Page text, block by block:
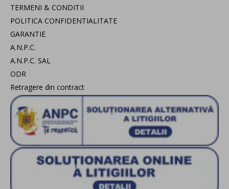
TERMENI & CONDITII
POLITICA CONFIDENTIALITATE
GARANTIE
A.N.P.C.
A.N.P.C. SAL
ODR
Retragere din contract